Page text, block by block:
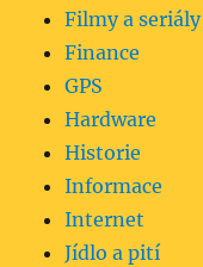
Filmy a seriály
Finance
GPS
Hardware
Historie
Informace
Internet
Jídlo a pití